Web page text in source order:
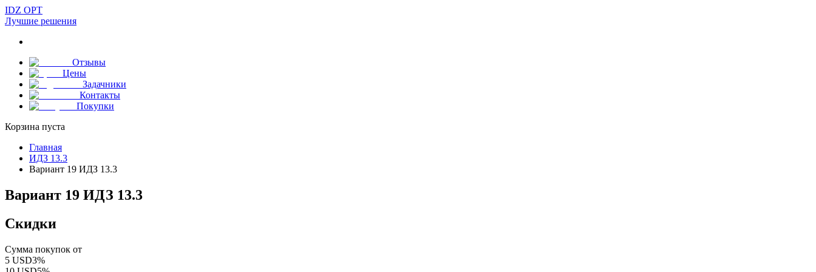
IDZ OPT
Лучшие решения
Отзывы
Цены
Задачники
Контакты
Покупки
Корзина пуста
Главная
ИДЗ 13.3
Вариант 19 ИДЗ 13.3
Вариант 19 ИДЗ 13.3
Скидки
Сумма покупок от
5 USD3%